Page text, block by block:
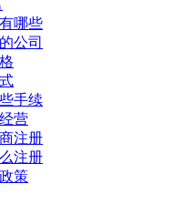
哪些
公司
手续
营
注册
注册
策